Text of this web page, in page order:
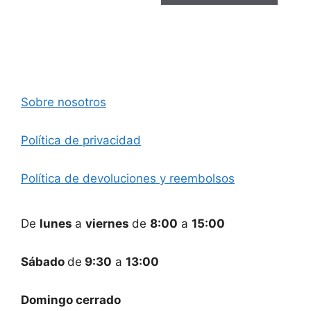
115,75 €.60,50 €.
Sobre nosotros
Política de privacidad
Política de devoluciones y reembolsos
De lunes a viernes de 8:00 a 15:00
Sábado de 9:30 a 13:00
Domingo cerrado